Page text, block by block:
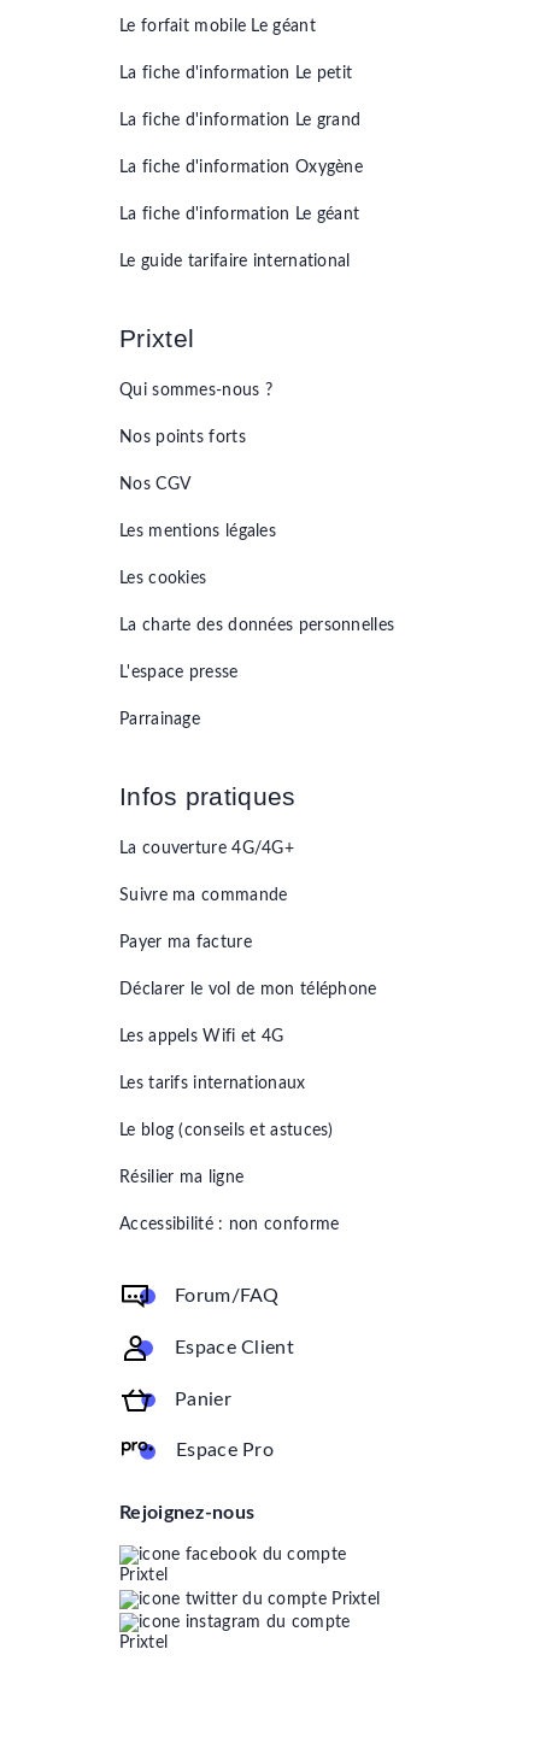
Le forfait mobile Le géant
La fiche d'information Le petit
La fiche d'information Le grand
La fiche d'information Oxygène
La fiche d'information Le géant
Le guide tarifaire international
Prixtel
Qui sommes-nous ?
Nos points forts
Nos CGV
Les mentions légales
Les cookies
La charte des données personnelles
L'espace presse
Parrainage
Infos pratiques
La couverture 4G/4G+
Suivre ma commande
Payer ma facture
Déclarer le vol de mon téléphone
Les appels Wifi et 4G
Les tarifs internationaux
Le blog (conseils et astuces)
Résilier ma ligne
Accessibilité : non conforme
Forum/FAQ
Espace Client
Panier
Espace Pro
Rejoignez-nous